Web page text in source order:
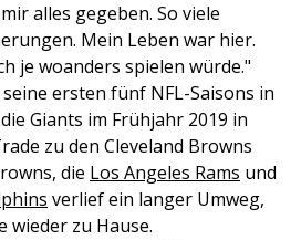
alles gegeben. So viele
Mein Leben war hier.
je woanders spielen würde."
ersten fünf NFL-Saisons in
Giants im Frühjahr 2019 in
zu den Cleveland Browns
die Los Angeles Rams und
verlief ein langer Umweg,
wieder zu Hause.